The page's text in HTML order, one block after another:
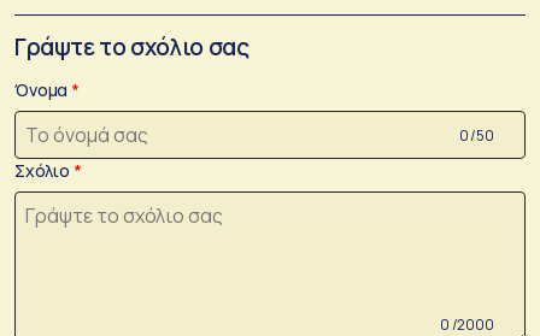
Γράψτε το σχόλιο σας
Όνομα
0 /50
Σχόλιο
0 /2000